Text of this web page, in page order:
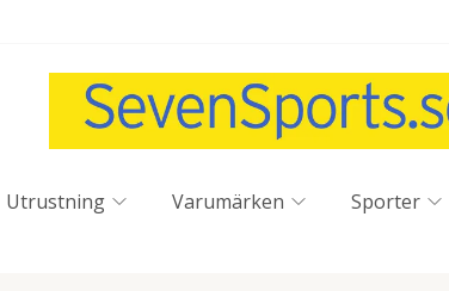
Utrustning Varumärken Sporter